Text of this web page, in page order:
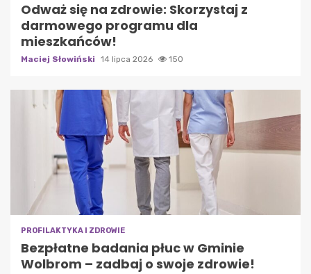
Odważ się na zdrowie: Skorzystaj z
darmowego programu dla
mieszkańców!
Maciej Słowiński 14 lipca 2026 150
PROFILAKTYKA I ZDROWIE
Bezpłatne badania płuc w Gminie
Wolbrom – zadbaj o swoje zdrowie!